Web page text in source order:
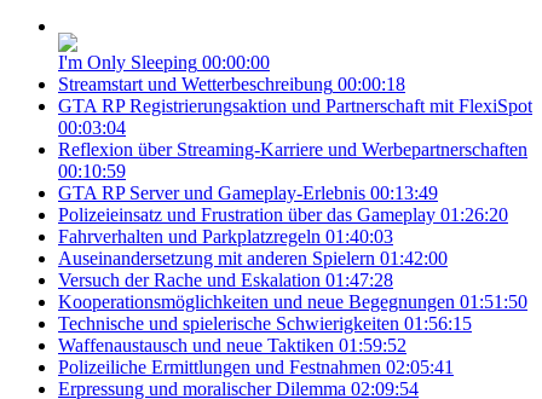
I'm Only Sleeping 00:00:00
Streamstart und Wetterbeschreibung 00:00:18
GTA RP Registrierungsaktion und Partnerschaft mit FlexiSpot
00:03:04
Reflexion über Streaming-Karriere und Werbepartnerschaften
00:10:59
GTA RP Server und Gameplay-Erlebnis 00:13:49
Polizeieinsatz und Frustration über das Gameplay 01:26:20
Fahrverhalten und Parkplatzregeln 01:40:03
Auseinandersetzung mit anderen Spielern 01:42:00
Versuch der Rache und Eskalation 01:47:28
Kooperationsmöglichkeiten und neue Begegnungen 01:51:50
Technische und spielerische Schwierigkeiten 01:56:15
Waffenaustausch und neue Taktiken 01:59:52
Polizeiliche Ermittlungen und Festnahmen 02:05:41
Erpressung und moralischer Dilemma 02:09:54